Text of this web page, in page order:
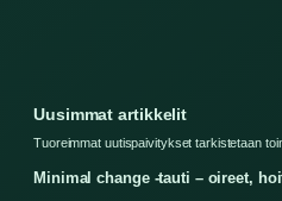
Uusimmat artikkelit
Tuoreimmat uutispaivitykset tarkistetaan
Minimal change -tauti – oireet,